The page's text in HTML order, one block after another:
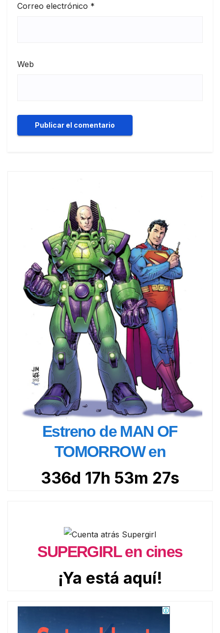
Correo electrónico *
Web
Estreno de MAN OF
TOMORROW en
336d 17h 53m 25s
SUPERGIRL en cines
¡Ya está aquí!